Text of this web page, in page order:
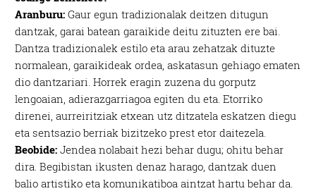
Aranburu: Gaur egun tradizionalak deitzen ditugun
dantzak, garai batean garaikide deitu zituzten ere bai.
Dantza tradizionalek estilo eta arau zehatzak dituzte
normalean, garaikideak ordea, askatasun gehiago ematen
dio dantzariari. Horrek eragin zuzena du gorputz
lengoaian, adierazgarriagoa egiten du eta. Etorriko
direnei, aurreiritziak etxean utz ditzatela eskatzen diegu
eta sentsazio berriak bizitzeko prest etor daitezela.
Beobide: Jendea nolabait hezi behar dugu; ohitu behar
dira. Begibistan ikusten denaz harago, dantzak duen
balio artistiko eta komunikatiboa aintzat hartu behar da.